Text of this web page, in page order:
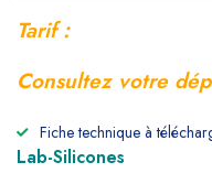
Tarif :
Consultez votre
Fiche technique à
Lab-Silicones